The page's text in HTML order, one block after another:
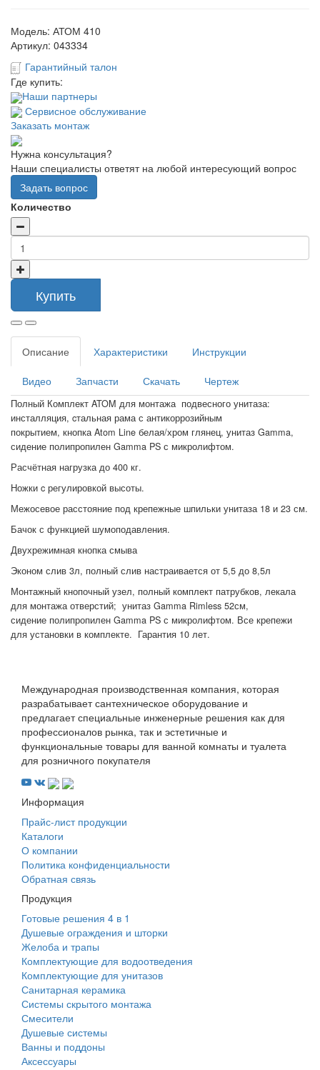
Модель: АТОМ 410
Артикул: 043334
Гарантийный талон
Где купить:
Наши партнеры
Сервисное обслуживание
Заказать монтаж
Нужна консультация?
Наши специалисты ответят на любой интересующий вопрос
Задать вопрос
Количество
Купить
Описание Характеристики Инструкции
Видео Запчасти Скачать Чертеж
Полный Комплект ATOM для монтажа подвесного унитаза:
инсталляция, cтальная рама с антикоррозийным
покрытием, кнопка Atom Line белая/хром глянец, унитаз Gamma,
сидение полипропилен Gamma PS с микролифтом.
Расчётная нагрузка до 400 кг.
Ножки c регулировкой высоты.
Межосевое расстояние под крепежные шпильки унитаза 18 и 23 см.
Бачок с функцией шумоподавления.
Двухрежимная кнопка смыва
Эконом слив 3л, полный слив настраивается от 5,5 до 8,5л
Монтажный кнопочный узел, полный комплект патрубков, лекала
для монтажа отверстий; унитаз Gamma Rimless 52см,
сидение полипропилен Gamma PS с микролифтом. Все крепежи
для установки в комплекте. Гарантия 10 лет.
Международная производственная компания, которая
разрабатывает сантехническое оборудование и
предлагает специальные инженерные решения как для
профессионалов рынка, так и эстетичные и
функциональные товары для ванной комнаты и туалета
для розничного покупателя
Информация
Прайс-лист продукции
Каталоги
О компании
Политика конфиденциальности
Обратная связь
Продукция
Готовые решения 4 в 1
Душевые ограждения и шторки
Желоба и трапы
Комплектующие для водоотведения
Комплектующие для унитазов
Санитарная керамика
Системы скрытого монтажа
Смесители
Душевые системы
Ванны и поддоны
Аксессуары